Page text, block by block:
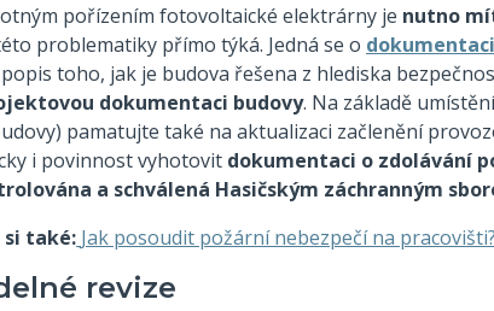
pořízením fotovoltaické elektrárny je nutno
problematiky přímo týká. Jedná se o
toho, jak je budova řešena z hlediska
dokumentaci budovy. Na základě
pamatujte také na aktualizaci začlenění
i povinnost vyhotovit dokumentaci o zdolávání
a schválená Hasičským záchranným
také: Jak posoudit požární nebezpečí na pracovišti?
revize